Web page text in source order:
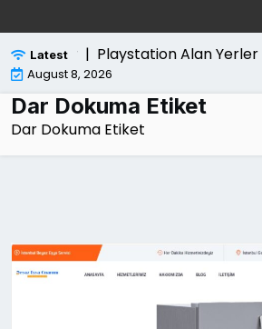
to
content
Latest
Edilir | Playstation Alan Yerler
August 8, 2026
Dar Dokuma Etiket
Dar Dokuma Etiket